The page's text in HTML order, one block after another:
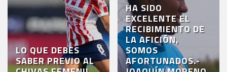
LO QUE DEBES
SABER PREVIO AL
HA SIDO
EXCELENTE EL
RECIBIMIENTO DE
LA AFICIÓN,
SOMOS
AFORTUNADOS.-